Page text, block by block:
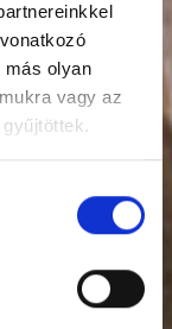
más olyan
vagy az